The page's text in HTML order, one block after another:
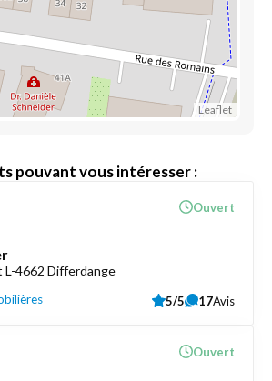
Leaflet
pouvant vous intéresser :
L-4662 Differdange
Ouvert
5/5 17Avis
Ouvert